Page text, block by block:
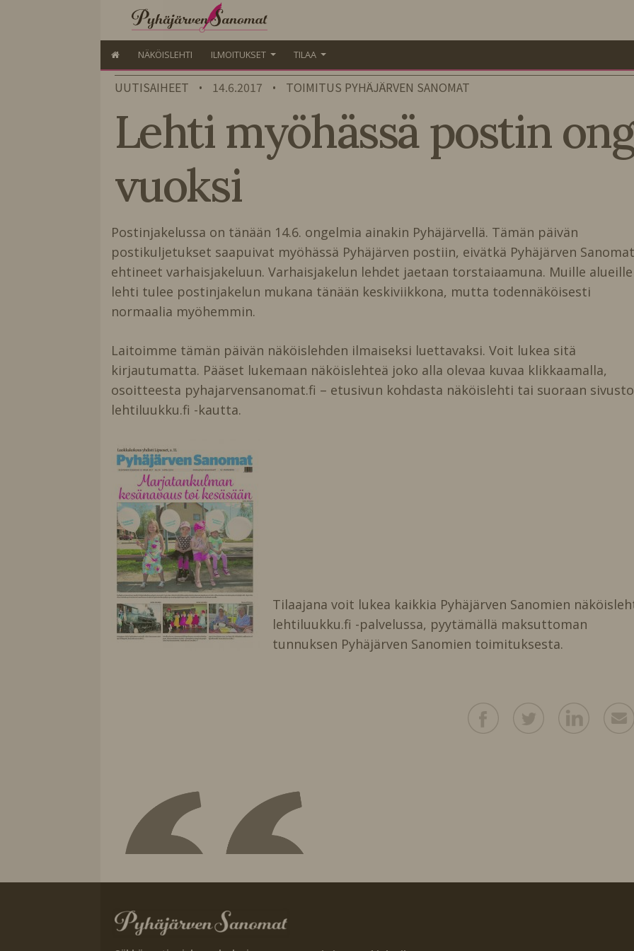
NÄKÖISLEHTI ILMOITUKSET TILAA
UUTISAIHEET • 14.6.2017 • TOIMITUS PYHÄJÄRVEN SANOMAT
Lehti myöhässä postin
vuoksi
Postinjakelussa on tänään 14.6. ongelmia ainakin Pyhäjärvellä. Tämän päivän
postikuljetukset saapuivat myöhässä Pyhäjärven postiin, eivätkä Pyhäjärven Sanomat
ehtineet varhaisjakeluun. Varhaisjakelun lehdet jaetaan torstaiaamuna. Muille alueille
lehti tulee postinjakelun mukana tänään keskiviikkona, mutta todennäköisesti
normaalia myöhemmin.
Laitoimme tämän päivän näköislehden ilmaiseksi luettavaksi. Voit lukea sitä
kirjautumatta. Pääset lukemaan näköislehteä joko alla olevaa kuvaa klikkaamalla,
osoitteesta pyhajarvensanomat.fi – etusivun kohdasta näköislehti tai suoraan
lehtiluukku.fi -kautta.
Tilaajana voit lukea kaikkia Pyhäjärven Sanomien
lehtiluukku.fi -palvelussa, pyytämällä maksuttoman
tunnuksen Pyhäjärven Sanomien toimituksesta.